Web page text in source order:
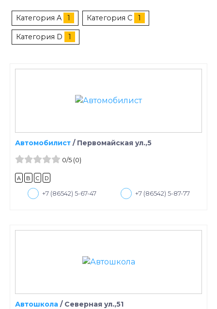
Категория A 1 Категория C 1
Категория D 1
Автомобилист / Первомайская ул.,5
0/5(0)
A B C D
+7 (86542) 5-67-47 +7 (86542) 5-87-77
Автошкола / Северная ул.,51